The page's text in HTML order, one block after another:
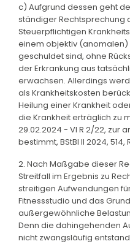
c) Aufgrund dessen geht
ständiger Rechtsprechung
Steuerpflichtigen
einem objektiv
geschuldet sind, ohne
der Erkrankung aus
erwachsen. Allerdings
als Krankheitskosten
Heilung einer Krankheit
die Krankheit erträglich zu
29.02.2024 - VI R 2/22, zur
bestimmt, BStBl II 2024, 514,
2. Nach Maßgabe dieser
Streitfall im Ergebnis zu
streitigen Aufwendungen
Fitnessstudio und das
außergewöhnliche
Denn die dahingehenden
nicht zwangsläufig